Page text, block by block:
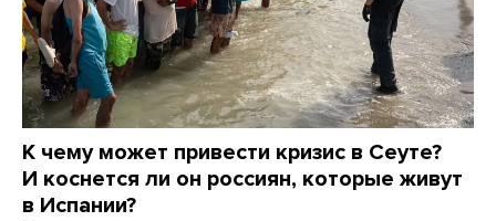
К чему может привести кризис в Сеуте?
И коснется ли он россиян, которые живут
в Испании?